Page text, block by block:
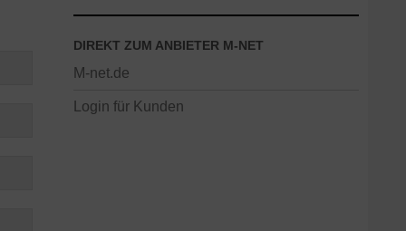
DIREKT ZUM ANBIETER M-NET
M-net.de
Login für Kunden